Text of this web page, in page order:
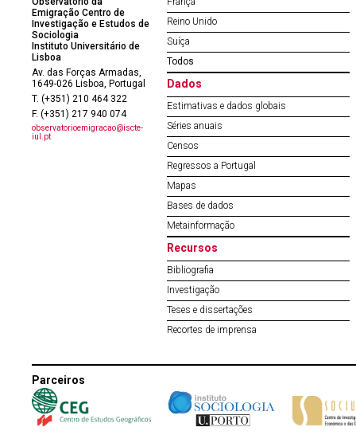
Emigração Centro de
Investigação e Estudos de
Sociologia
Instituto Universitário de
Lisboa
Av. das Forças Armadas,
1649-026 Lisboa, Portugal
T. (+351) 210 464 322
F. (+351) 217 940 074
observatorioemigracao@iscte-
iul.pt
Reino Unido
Suíça
Todos
Dados
Estimativas e dados globais
Séries anuais
Censos
Regressos a Portugal
Mapas
Bases de dados
Metainformação
Recursos
Bibliografia
Investigação
Teses e dissertações
Recortes de imprensa
Parceiros